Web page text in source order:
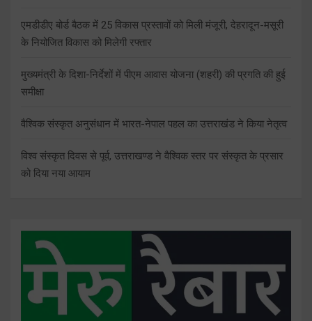
एमडीडीए बोर्ड बैठक में 25 विकास प्रस्तावों को मिली मंजूरी, देहरादून-मसूरी
के नियोजित विकास को मिलेगी रफ्तार
मुख्यमंत्री के दिशा-निर्देशों में पीएम आवास योजना (शहरी) की प्रगति की हुई
समीक्षा
वैश्विक संस्कृत अनुसंधान में भारत-नेपाल पहल का उत्तराखंड ने किया नेतृत्व
विश्व संस्कृत दिवस से पूर्व, उत्तराखण्ड ने वैश्विक स्तर पर संस्कृत के प्रसार
को दिया नया आयाम